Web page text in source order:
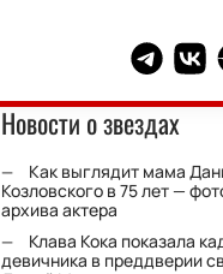
Telegram
Новости о звездах
Как выглядит мама
Козловского в 75 лет —
архива актера
Клава Кока показала
девичника в преддверии